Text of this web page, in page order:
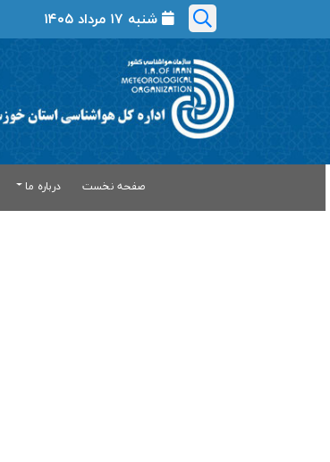
شنبه ۱۷ مرداد ۱۴۰۵
صفحه نخست درباره ما